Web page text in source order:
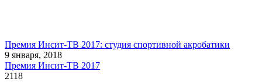
Премия Инсит-ТВ 2017: студия спортивной акробатики
9 января, 2018
Премия Инсит-ТВ 2017
2118